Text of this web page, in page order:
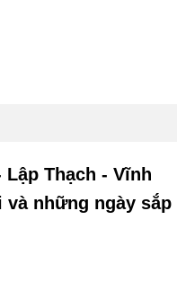
Thạch - Vĩnh
và những ngày sắp